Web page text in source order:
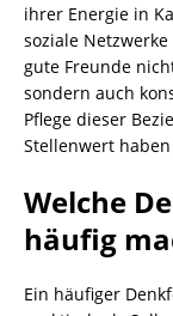
ihrer Energie in
soziale
gute Freunde
sondern auch
Pflege dieser
Stellenwert
Welche
häufig
Ein häufiger